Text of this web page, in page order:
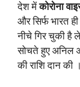
देश मेंकोरोना
और सिर्फ भारत
नीचे गिर चुकी है
सोचते हुए अनिल
की राशि दान की ।